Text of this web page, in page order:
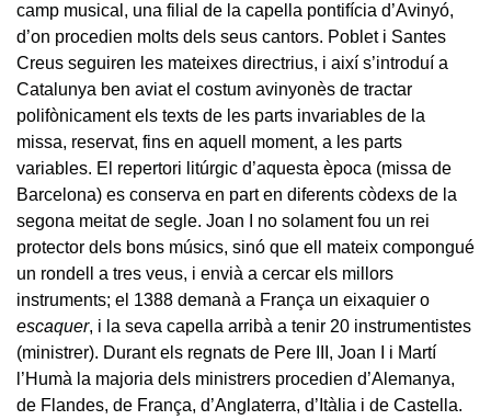
camp musical, una filial de la capella pontifícia d’Avinyó,
d’on procedien molts dels seus cantors. Poblet i Santes
Creus seguiren les mateixes directrius, i així s’introduí a
Catalunya ben aviat el costum avinyonès de tractar
polifònicament els texts de les parts invariables de la
missa, reservat, fins en aquell moment, a les parts
variables. El repertori litúrgic d’aquesta època (missa de
Barcelona) es conserva en part en diferents còdexs de la
segona meitat de segle. Joan I no solament fou un rei
protector dels bons músics, sinó que ell mateix compongué
un rondell a tres veus, i envià a cercar els millors
instruments; el 1388 demanà a França un eixaquier o
escaquer, i la seva capella arribà a tenir 20 instrumentistes
(ministrer). Durant els regnats de Pere III, Joan I i Martí
l’Humà la majoria dels ministrers procedien d’Alemanya,
de Flandes, de França, d’Anglaterra, d’Itàlia i de Castella.